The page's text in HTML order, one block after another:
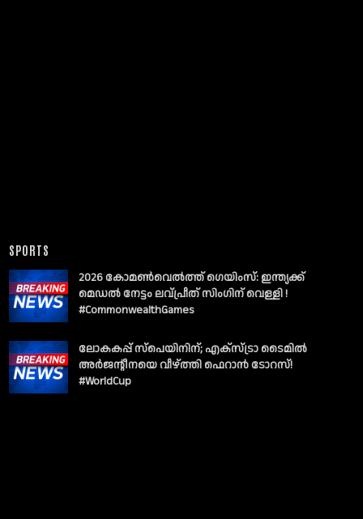
SPORTS
2026 കോമൺവെൽത്ത് ഗെയിംസ്: ഇന്ത്യക്ക്
മെഡൽ നേട്ടം ലവ്പ്രീത് സിംഗിന് വെള്ളി !
#CommonwealthGames
ലോകകപ്പ് സ്പെയിനിന്; എക്സ്ട്രാ ടൈമിൽ
അർജന്റീനയെ വീഴ്ത്തി ഫെറാൻ ടോറസ്!
#WorldCup